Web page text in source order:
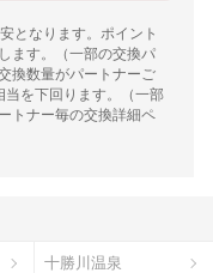
となります。ポイント
ます。（一部の交換パ
換数量がパートナーご
当を下回ります。（一部
トナー毎の交換詳細ペ
十勝川温泉